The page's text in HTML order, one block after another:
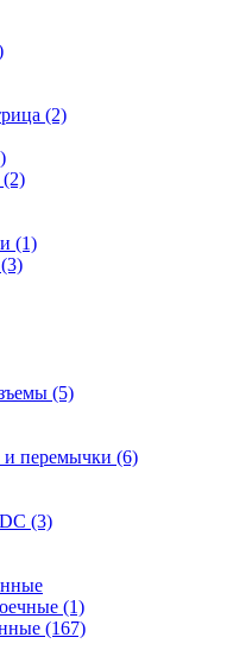
(2)
(2)
(1)
(5)
перемычки (6)
(3)
(1)
(167)